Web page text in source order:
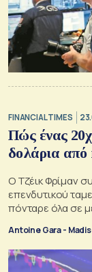
FINANCIAL TIMES
Πώς ένας
δολάρια
Ο Τζέικ Φρίμαν
επενδυτικού
πόνταρε όλα σε
Antoine Gara -